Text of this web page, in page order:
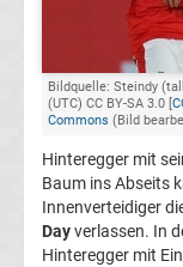
League
Europa
Conference
Bildquelle: Steindy
(UTC) CC BY-SA 3.0 [
Commons (Bild
Hinteregger mit
Baum ins Abseits
Innenverteidiger
Dayverlassen. In
Hinteregger mit